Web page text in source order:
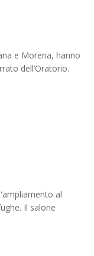
e Morena, hanno
dell’Oratorio.
al
Il salone